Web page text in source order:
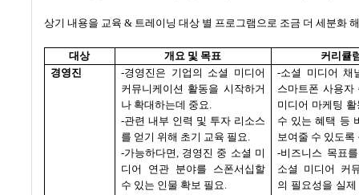
상기 내용을 교육 & 트레이닝 대상 별 프로그램으로 조금 더 세분화
대상 개요 및 목표
커리큘
경영진
-경영진은 기업의 소셜 미디어
커뮤니케이션 활동을 시작하거
나 확대하는데 중요.
-관련 내부 인력 및 투자 리소스
를 얻기 위해 초기 교육 필요.
-가능하다면, 경영진 중 소셜 미
디어 연관 분야를 스폰서십할
수 있는 인물 확보 필요.
-소셜 미디어 채
스마트폰 사용자
미디어 마케팅
수 있는 혜택 등
보여줄 수 있도록
-비즈니스 목표
소셜 미디어 커
의 필요성을 실